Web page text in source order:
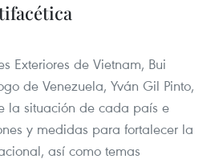
Exteriores de Vietnam, Bui
de Venezuela, Yván Gil Pinto,
la situación de cada país e
y medidas para fortalecer la
así como temas